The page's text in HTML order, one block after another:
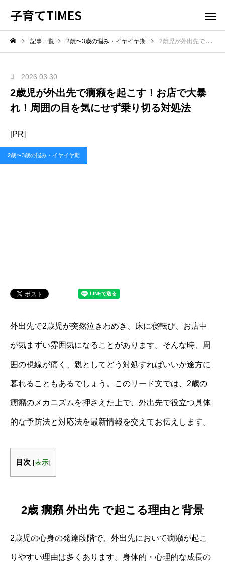
子育てTIMES
記事一覧 2歳〜3歳の悩み・イヤイヤ期 2歳児が外出先で癇癪を起こす！お店で大暴れ！周囲の目を気にせず乗り切る対処法
2026.03.30
2歳児が外出先で癇癪を起こす！お店で大暴
れ！周囲の目を気にせず乗り切る対処法
[PR]
2歳〜3歳の悩み・イヤイヤ期
外出先で2歳児が突然泣きわめき、床に寝転び、お店中
が気まずい雰囲気になることがあります。そんな時、周
囲の視線が痛く、親としてどう対処すればいいか途方に
暮れることもあるでしょう。このリード文では、2歳の
癇癪のメカニズムを押さえた上で、外出先で役立つ具体
的な予防法と対応法を最新情報を交えてお伝えします。
目次 [表示]
2歳 癇癪 外出先 で起こる理由と背景
2歳児の心身の発達段階で、外出先において癇癪が起こ
りやすい理由は多くあります。身体的・心理的な成長の